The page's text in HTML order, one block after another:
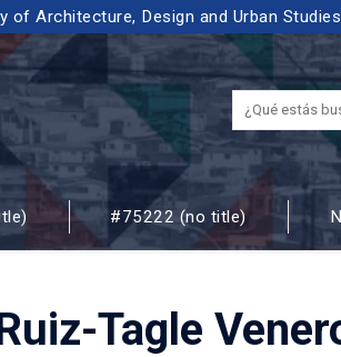
of Architecture, Design and Urban Studies
#75222 (no title)
Tagle